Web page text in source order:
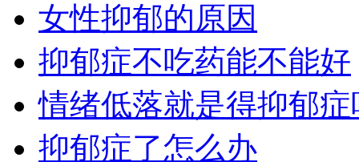
女性抑郁的原因
抑郁症不吃药能不能好
情绪低落就是得抑郁症
抑郁症了怎么办